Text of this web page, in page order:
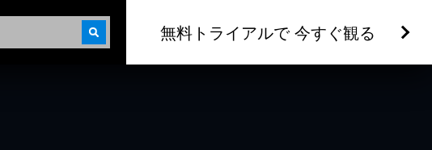
無料トライアルで 今すぐ観る